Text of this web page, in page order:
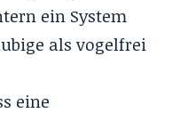
ein System
als vogelfrei
eine